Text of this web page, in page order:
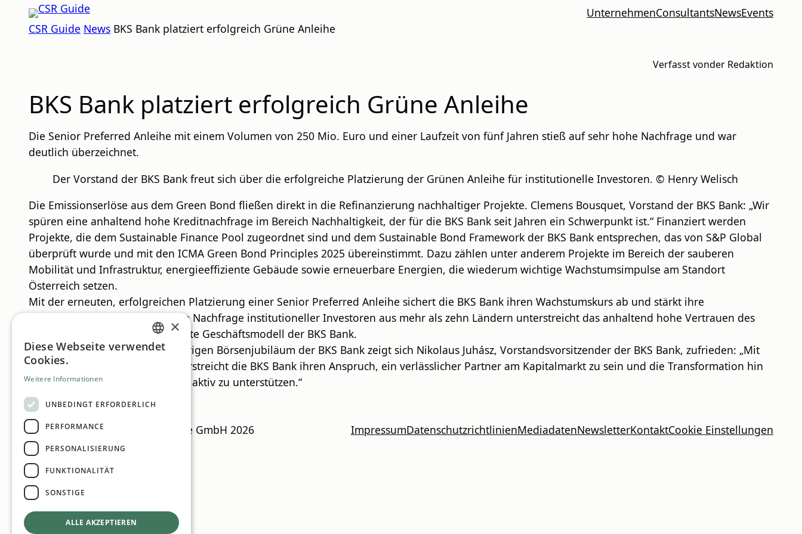
InhaltCSR
GUIDE
UnternehmenConsultantsNewsEvents
CSR Guide News BKS Bank platziert erfolgreich Grüne Anleihe
Verfasst vonder Redaktion
BKS Bank platziert erfolgreich Grüne Anleihe
Die Senior Preferred Anleihe mit einem Volumen von 250 Mio. Euro und einer Laufzeit von fünf Jahren stieß auf sehr hohe Nachfrage und war
deutlich überzeichnet.
Der Vorstand der BKS Bank freut sich über die erfolgreiche Platzierung der Grünen Anleihe für institutionelle Investoren. © Henry Welisch
Die Emissionserlöse aus dem Green Bond fließen direkt in die Refinanzierung nachhaltiger Projekte. Clemens Bousquet, Vorstand der BKS Bank: „Wir
spüren eine anhaltend hohe Kreditnachfrage im Bereich Nachhaltigkeit, der für die BKS Bank seit Jahren ein Schwerpunkt ist.“ Finanziert werden
Projekte, die dem Sustainable Finance Pool zugeordnet sind und dem Sustainable Bond Framework der BKS Bank entsprechen, das von S&P Global
überprüft wurde und mit den ICMA Green Bond Principles 2025 übereinstimmt. Dazu zählen unter anderem Projekte im Bereich der sauberen
Mobilität und Infrastruktur, energieeffiziente Gebäude sowie erneuerbare Energien, die wiederum wichtige Wachstumsimpulse am Standort
Österreich setzen.
Mit der erneuten, erfolgreichen Platzierung einer Senior Preferred Anleihe sichert die BKS Bank ihren Wachstumskurs ab und stärkt ihre
Refinanzierungsbasis. Die starke Nachfrage institutioneller Investoren aus mehr als zehn Ländern unterstreicht das anhaltend hohe Vertrauen des
Kapitalmarkts in das diversifizierte Geschäftsmodell der BKS Bank.
Wenige Wochen vor dem 40-jährigen Börsenjubiläum der BKS Bank zeigt sich Nikolaus Juhász, Vorstandsvorsitzender der BKS Bank, zufrieden: „Mit
der erfolgreichen Emission unterstreicht die BKS Bank ihren Anspruch, ein verlässlicher Partner am Kapitalmarkt zu sein und die Transformation hin
zu einer nachhaltigen Wirtschaft aktiv zu unterstützen.“
CSR Guide© MN Anzeigenservice GmbH 2026 ImpressumDatenschutzrichtlinienMediadatenNewsletterKontaktCookie Einstellungen
GERMAN
×
Diese Webseite verwendet
Cookies.
Weitere Informationen
UNBEDINGT ERFORDERLICH
PERFORMANCE
PERSONALISIERUNG
FUNKTIONALITÄT
SONSTIGE
ALLE AKZEPTIEREN